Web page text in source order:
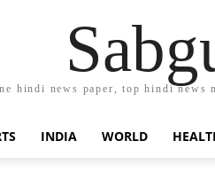
hindi news paper, top hindi
INDIA WORLD